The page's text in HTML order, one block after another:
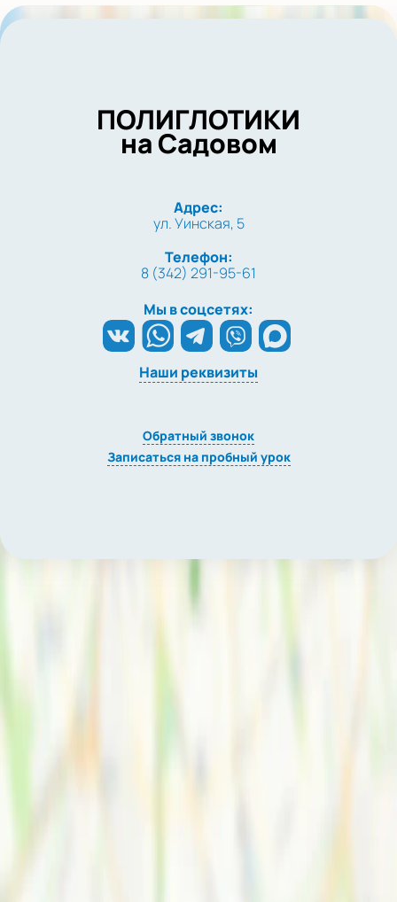
ПОЛИГЛОТИКИ
на Садовом
Адрес:
ул. Уинская, 5
Телефон:
8 (342) 291-95-61
Мы в соцсетях:
Наши реквизиты
Обратный звонок
Записаться на пробный урок